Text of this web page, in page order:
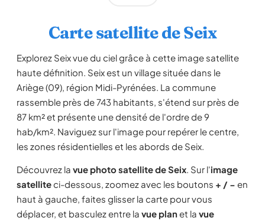
Carte satellite de Seix
Explorez Seix vue du ciel grâce à cette image satellite
haute définition. Seix est un village située dans le
Ariège (09), région Midi-Pyrénées. La commune
rassemble près de 743 habitants, s'étend sur près de
87 km² et présente une densité de l'ordre de 9
hab/km². Naviguez sur l'image pour repérer le centre,
les zones résidentielles et les abords de Seix.
Découvrez la vue photo satellite de Seix. Sur l'image
satelliteci-dessous, zoomez avec les boutons + / − en
haut à gauche, faites glisser la carte pour vous
déplacer, et basculez entre la vue planet la vue